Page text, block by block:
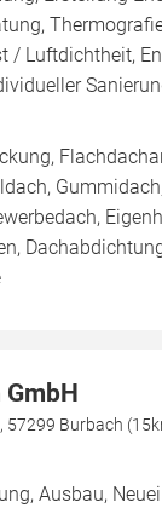
/ Luftdichtheit,
GmbH
57299 Burbach
Ausbau,